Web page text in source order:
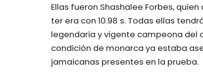
Ellas fueron Shashalee Forbes,
ter era con 10.98 s. Todas ellas
legendaria y vigente campeona del
condición de monarca ya estaba
jamaicanas presentes en la prueba.